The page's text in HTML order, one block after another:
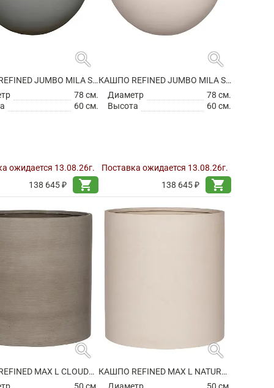
search
КАШПО REFINED JUMBO MILA S CLOUDED GREY
78 см.
60 см.
ожидается 13.08.26г.
138 645 ₽
shopping_cart
search
КАШПО REFINED JUMBO MILA S NATURAL WHITE
Диаметр
78 см.
Высота
60 см.
Поставка ожидается 13.08.26г.
138 645 ₽
shopping_cart
search
КАШПО REFINED MAX L CLOUDED GREY
search
КАШПО REFINED MAX L NATURAL WHITE